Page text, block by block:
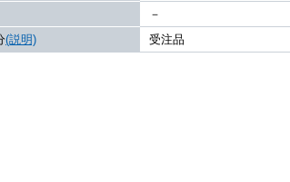
－
(説明) 受注品